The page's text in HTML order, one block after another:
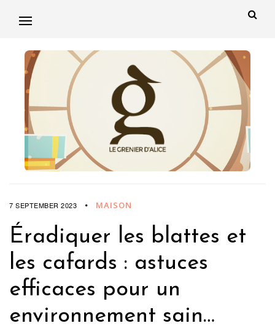
7 SEPTEMBER 2023 MAISON
Éradiquer les blattes et
les cafards : astuces
efficaces pour un
environnement sain…